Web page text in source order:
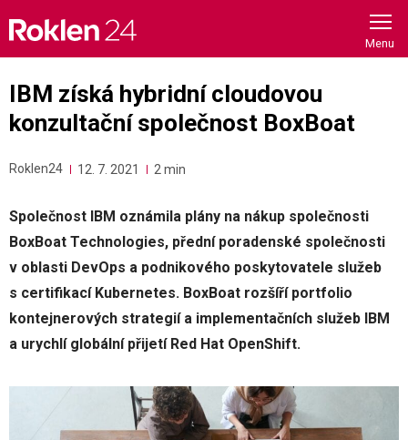
content
IBM získá hybridní cloudovou
konzultační společnost BoxBoat
Roklen24 12. 7. 2021 2 min
Společnost IBM oznámila plány na nákup společnosti
BoxBoat Technologies, přední poradenské společnosti
v oblasti DevOps a podnikového poskytovatele služeb
s certifikací Kubernetes. BoxBoat rozšíří portfolio
kontejnerových strategií a implementačních služeb IBM
a urychlí globální přijetí Red Hat OpenShift.